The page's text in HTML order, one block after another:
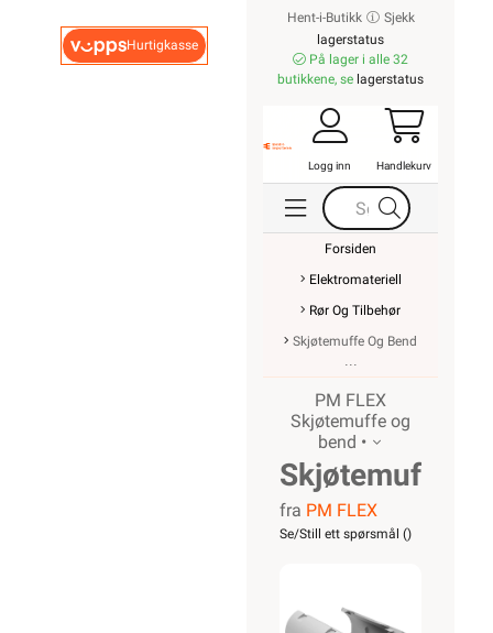
Hurtigkasse
Hent-i-Butikk
Sjekk
lagerstatus
På lager i alle 32
butikkene, se lagerstatus
Logg inn Handlekurv
Forsiden
Elektromateriell
Rør Og Tilbehør
Skjøtemuffe Og Bend
PM FLEX
Skjøtemuffe og
bend •
Skjøtemuffe
20mm
k-rør
fra PM FLEX
Se/Still ett spørsmål ()